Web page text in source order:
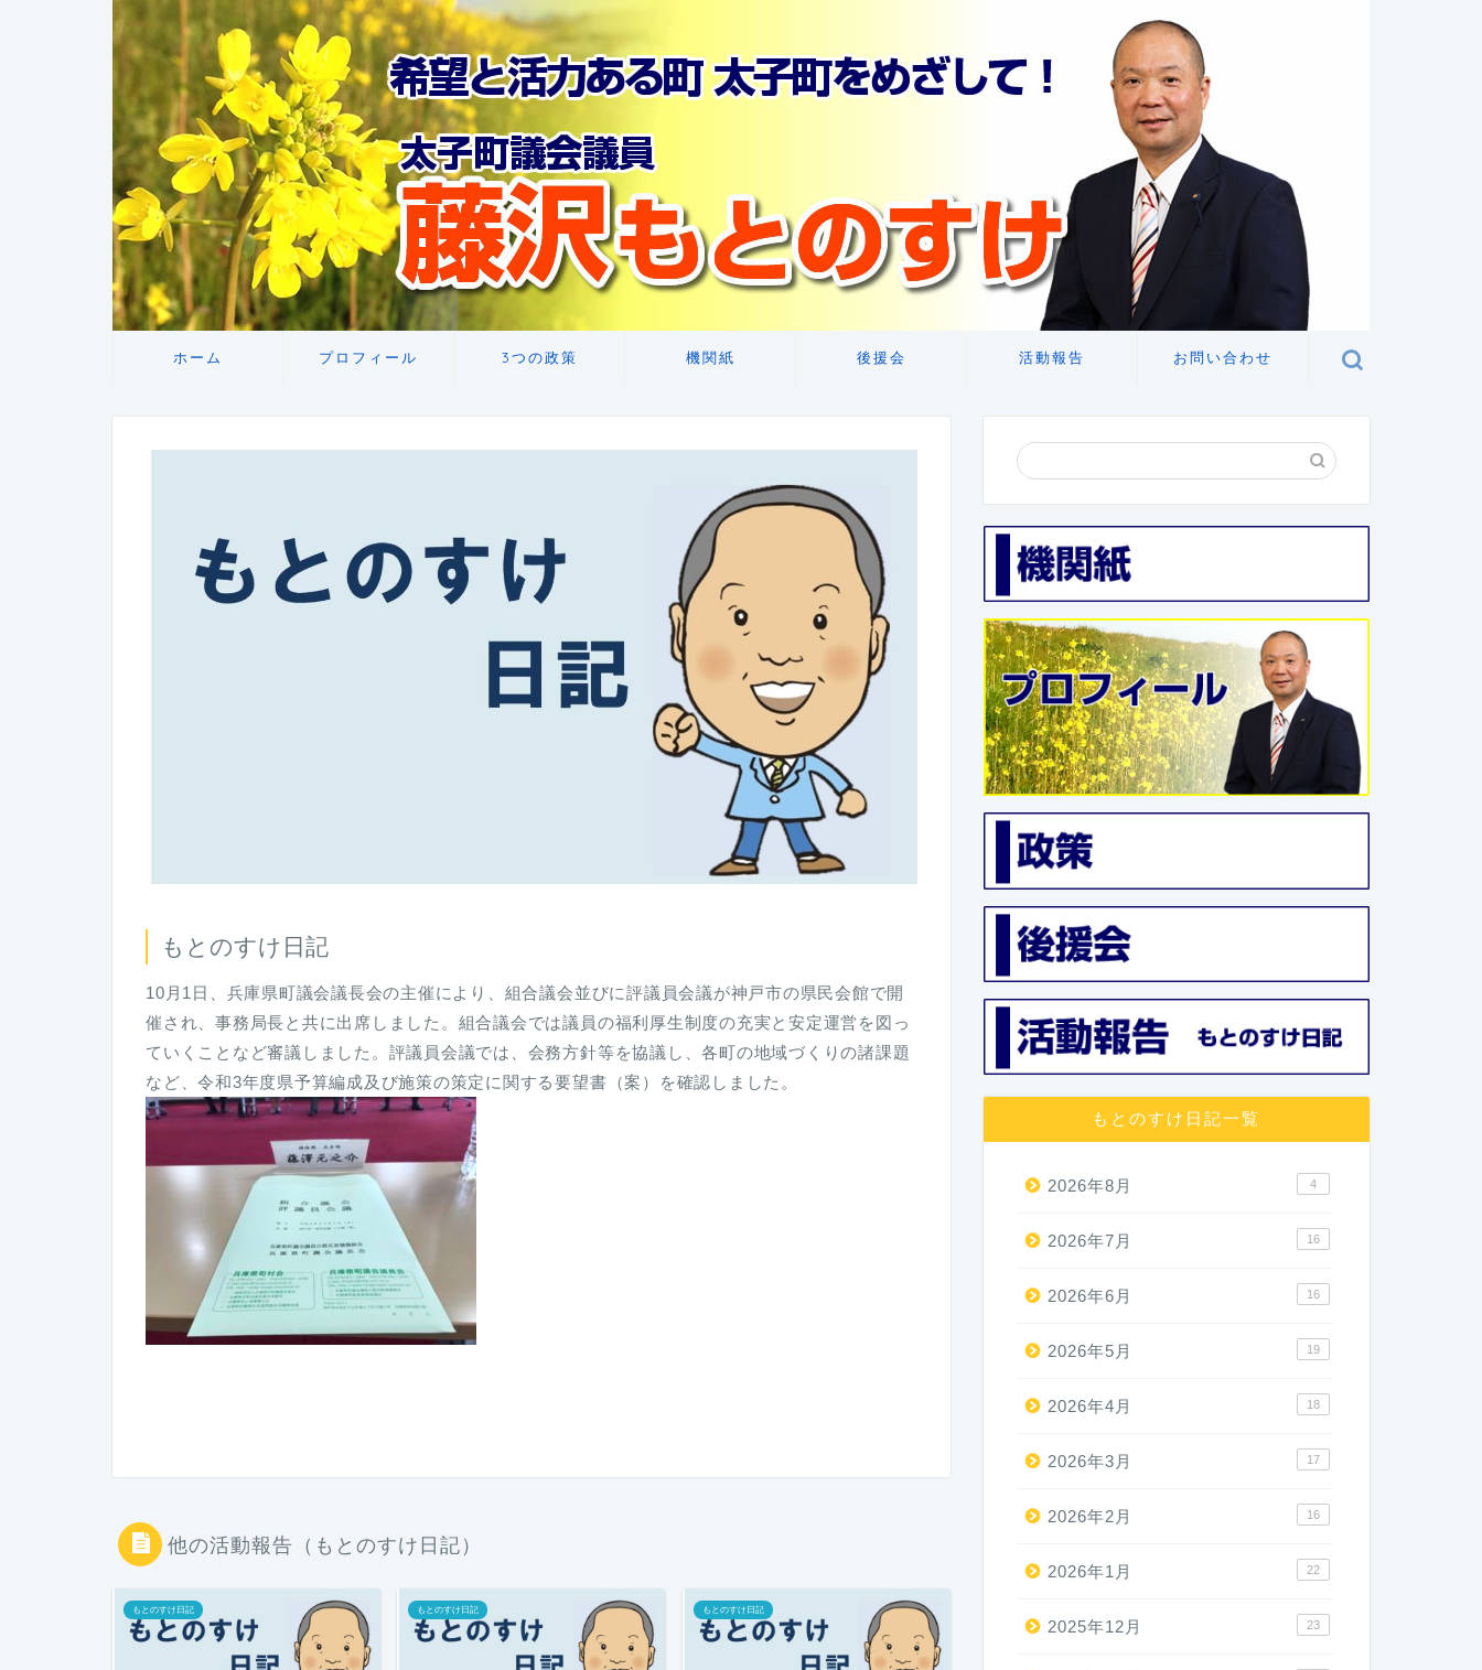
ホーム プロフィール 3つの政策 機関紙 後援会 活動報告 お問い合わせ
もとのすけ日記
10月1日、兵庫県町議会議長会の主催により、組合議会並びに評議員会議が神戸市の県民会館で開
催され、事務局長と共に出席しました。組合議会では議員の福利厚生制度の充実と安定運営を図っ
ていくことなど審議しました。評議員会議では、会務方針等を協議し、各町の地域づくりの諸課題
など、令和3年度県予算編成及び施策の策定に関する要望書（案）を確認しました。
他の活動報告（もとのすけ日記）
もとのすけ日記 もとのすけ日記 もとのすけ日記
もとのすけ日記一覧
2026年8月 4
2026年7月 16
2026年6月 16
2026年5月 19
2026年4月 18
2026年3月 17
2026年2月 16
2026年1月 22
2025年12月 23